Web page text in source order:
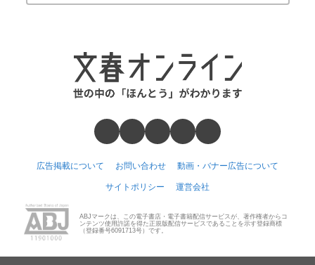
広告掲載について お問い合わせ 動画・バナー広告について
サイトポリシー 運営会社
ABJマークは、この電子書店・電子書籍配信サービスが、著作権者からコ
ンテンツ使用許諾を得た正規版配信サービスであることを示す登録商標
（登録番号6091713号）です。